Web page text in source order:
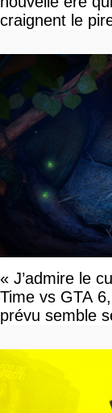
craignent le
« J’admire le
Time vs GTA
prévu semble